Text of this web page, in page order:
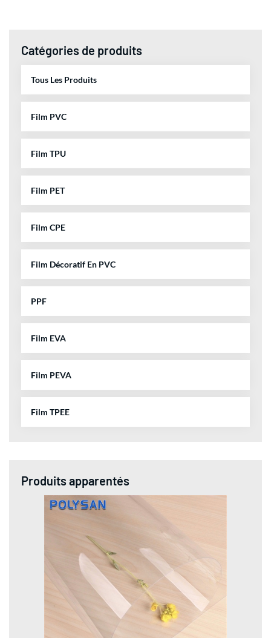
Catégories de produits
Tous Les Produits
Film PVC
Film TPU
Film PET
Film CPE
Film Décoratif En PVC
PPF
Film EVA
Film PEVA
Film TPEE
Produits apparentés